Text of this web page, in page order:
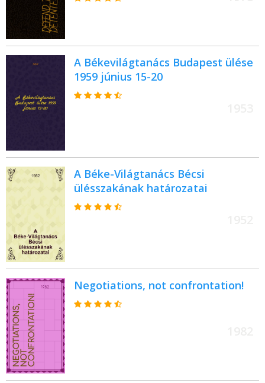
A Békevilágtanács Budapest ülése
1959 június 15-20
A Béke-Világtanács Bécsi
ülésszakának határozatai
Negotiations, not confrontation!